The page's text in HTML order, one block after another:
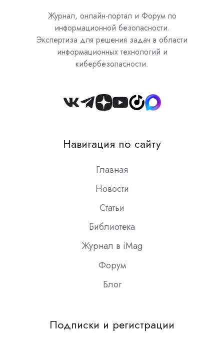
Журнал, онлайн-портал и Форум по
информационной безопасности.
Экспертиза для решения задач в области
информационных технологий и
кибербезопасности.
Join
Slack
Навигация по сайту
Главная
Новости
Статьи
Библиотека
Журнал в iMag
Форум
Блог
Подписки и регистрации